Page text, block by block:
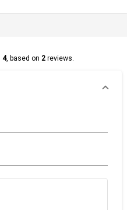
4, based on 2reviews.